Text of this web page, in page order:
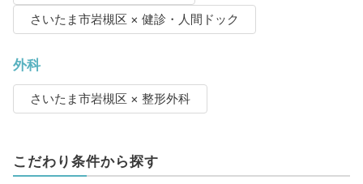
さいたま市岩槻区 × 健診・人間ドック
外科
さいたま市岩槻区 × 整形外科
こだわり条件から探す